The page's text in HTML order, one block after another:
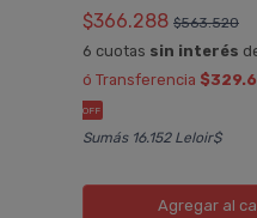
$366.288 $563.520
6 cuotas sin interés
ó Transferencia
OFF
Sumás 16.152 Leloir$
Agregaral